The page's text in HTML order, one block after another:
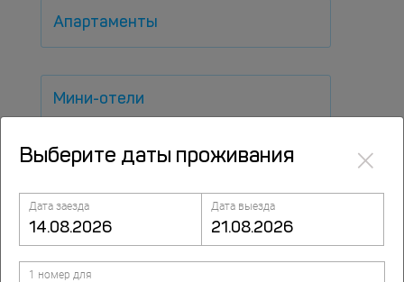
Апартаменты
Мини-отели
Выберите даты проживания ×
Дата заезда Дата выезда
1 номер для